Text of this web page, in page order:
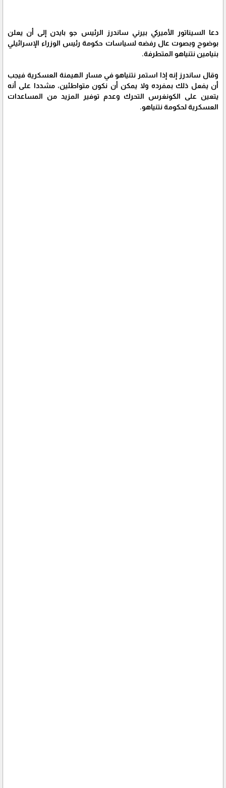
دعا السيناتور الأميركي بيرني ساندرز الرئيس جو بايدن إلى أن يعلن
بوضوح وبصوت عال رفضه لسياسات حكومة رئيس الوزراء الإسرائيلي
بنيامين نتنياهو المتطرفة.
وقال ساندرز إنه إذا استمر نتنياهو في مسار الهيمنة العسكرية فيجب
أن يفعل ذلك بمفرده ولا يمكن أن نكون متواطئين، مشددا على أنه
يتعين على الكونغرس التحرك وعدم توفير المزيد من المساعدات
العسكرية لحكومة نتنياهو.